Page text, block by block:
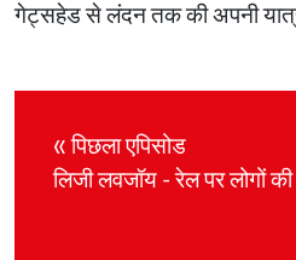
गेट्सहेड से लंदन तक की अपनी
« पिछला एपिसोड
लिजी लवजॉय - रेल पर लोगों